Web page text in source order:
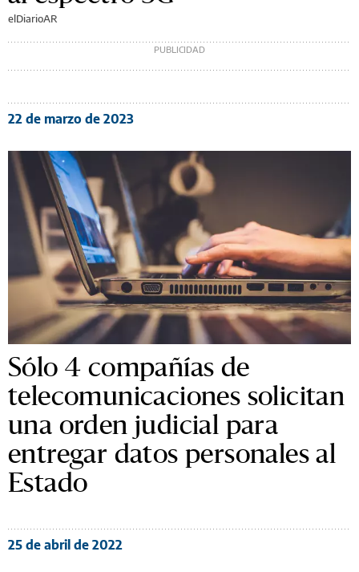
elDiarioAR
22 de marzo de 2023
Sólo 4 compañías de
telecomunicaciones solicitan
una orden judicial para
entregar datos personales al
Estado
25 de abril de 2022